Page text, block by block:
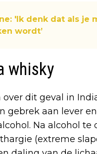
'Ik denk dat als je
wordt’
whisky
dit geval in
gebrek aan lever
Na alcohol
(extreme